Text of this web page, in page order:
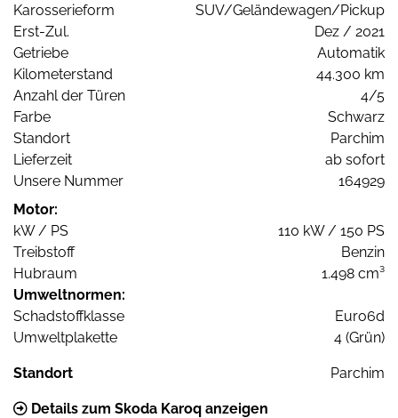
Karosserieform
SUV/Geländewagen/Pickup
Erst-Zul.
Dez / 2021
Getriebe
Automatik
Kilometerstand
44.300 km
Anzahl der Türen
4/5
Farbe
Schwarz
Standort
Parchim
Lieferzeit
ab sofort
Unsere Nummer
164929
Motor:
kW / PS
110 kW / 150 PS
Treibstoff
Benzin
Hubraum
1.498 cm³
Umweltnormen:
Schadstoffklasse
Euro6d
Umweltplakette
4 (Grün)
Standort Parchim
Details zum Skoda Karoq anzeigen